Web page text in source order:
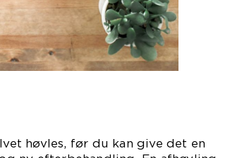
høvles, før du kan give det en